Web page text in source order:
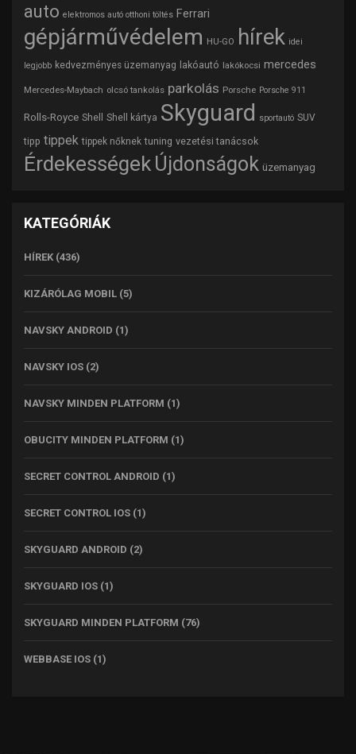
auto elektromos autó otthoni töltés Ferrari
gépjárművédelem HU-GO hírek idei
legjobb kedvezményes üzemanyag lakóautó lakókocsi mercedes
Mercedes-Maybach olcsó tankolás parkolás Porsche Porsche 911
Rolls-Royce Shell Shell kártya Skyguard sportautó SUV
tipp tippek tippek nőknek tuning vezetési tanácsok
Érdekességek Újdonságok üzemanyag
KATEGÓRIÁK
HÍREK (436)
KIZÁRÓLAG MOBIL (5)
NAVSKY ANDROID (1)
NAVSKY IOS (2)
NAVSKY MINDEN PLATFORM (1)
OBUCITY MINDEN PLATFORM (1)
SECRET CONTROL ANDROID (1)
SECRET CONTROL IOS (1)
SKYGUARD ANDROID (2)
SKYGUARD IOS (1)
SKYGUARD MINDEN PLATFORM (76)
WEBBASE IOS (1)